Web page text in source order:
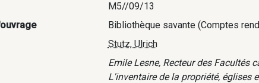
M5//09/13
Bibliothèque savante (Comptes
Stutz, Ulrich
Emile Lesne, Recteur des Facultés
L'inventaire de la propriété, églises